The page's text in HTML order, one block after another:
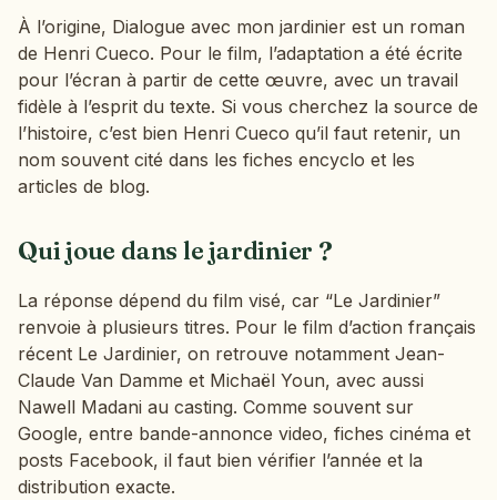
À l’origine, Dialogue avec mon jardinier est un roman
de Henri Cueco. Pour le film, l’adaptation a été écrite
pour l’écran à partir de cette œuvre, avec un travail
fidèle à l’esprit du texte. Si vous cherchez la source de
l’histoire, c’est bien Henri Cueco qu’il faut retenir, un
nom souvent cité dans les fiches encyclo et les
articles de blog.
Qui joue dans le jardinier ?
La réponse dépend du film visé, car “Le Jardinier”
renvoie à plusieurs titres. Pour le film d’action français
récent Le Jardinier, on retrouve notamment Jean-
Claude Van Damme et Michaël Youn, avec aussi
Nawell Madani au casting. Comme souvent sur
Google, entre bande-annonce video, fiches cinéma et
posts Facebook, il faut bien vérifier l’année et la
distribution exacte.